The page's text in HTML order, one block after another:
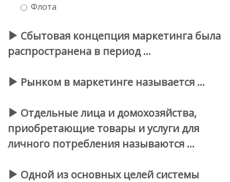
Флота
Сбытовая концепция маркетинга была
распространена в период …
Рынком в маркетинге называется …
Отдельные лица и домохозяйства,
приобретающие товары и услуги для
личного потребления называются …
Одной из основных целей системы